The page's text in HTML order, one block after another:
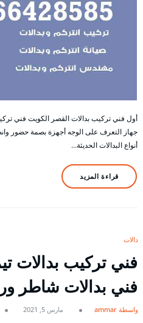
أول فني تركيب بدالات القصر الكويت فني
جهاز التعرف على الوجه أجهزة بصمة حضور
أنواع البدالات الحديثة…
قراءة المزيد
بدالات
فني بدالات شاطر
بواسطة ammar مارس 5, 2021